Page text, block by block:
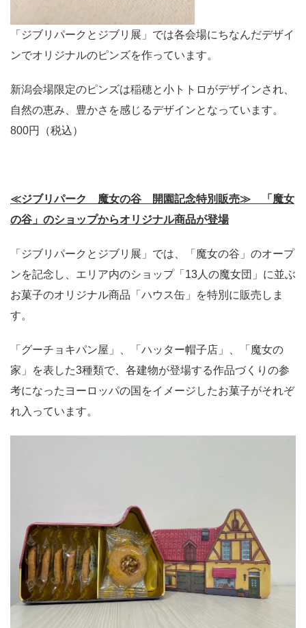
「ジブリパークとジブリ展」では各会場にちなんだデザイ
ンでオリジナルのピンズを作っています。
新潟会場限定のピンズは稲穂と小トトロがデザインされ、
自然の恵み、豊かさを感じるデザインとなっています。
800円（税込）
≪ジブリパーク 魔女の谷 開園記念特別販売≫ 「魔女
の谷」のショップからオリジナル商品が登場
「ジブリパークとジブリ展」では、「魔女の谷」のオープ
ンを記念し、エリア内のショップ「13人の魔女団」に並ぶ
お菓子のオリジナル商品「ハウス缶」を特別に販売しま
す。
「グーチョキパン屋」、「ハッター帽子店」、「魔女の
家」を表した3種類で、各建物が登場する作品づくりの参
考になったヨーロッパの国をイメージしたお菓子がそれぞ
れ入っています。